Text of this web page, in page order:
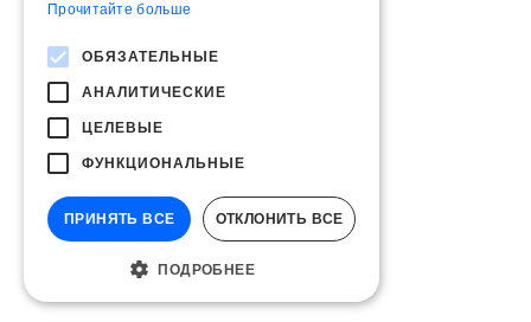
Прочитайте больше
ОБЯЗАТЕЛЬНЫЕ
АНАЛИТИЧЕСКИЕ
ЦЕЛЕВЫЕ
ФУНКЦИОНАЛЬНЫЕ
ПРИНЯТЬ ВСЕ ОТКЛОНИТЬ ВСЕ
ПОДРОБНЕЕ